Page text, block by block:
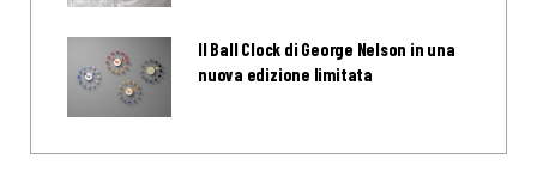
Il Ball Clock di George Nelson in una
nuova edizione limitata